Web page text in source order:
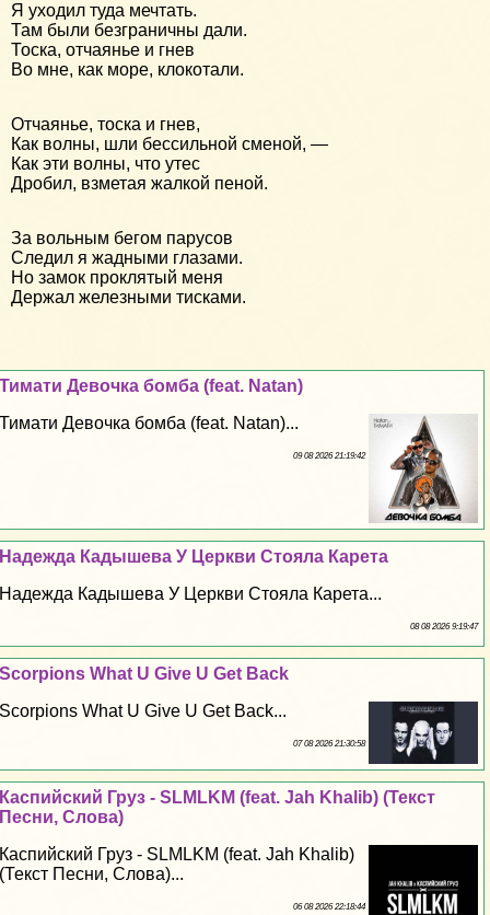
Я уходил туда мечтать.
Там были безграничны дали.
Тоска, отчаянье и гнев
Во мне, как море, клокотали.
Отчаянье, тоска и гнев,
Как волны, шли бессильной сменой, —
Как эти волны, что утес
Дробил, взметая жалкой пеной.
За вольным бегом парусов
Следил я жадными глазами.
Но замок проклятый меня
Держал железными тисками.
Тимати Дeвoчка бомба (feat. Natan)
Тимати Дeвoчка бомба (feat. Natan)...
09 08 2026 21:19:42
Надежда Кадышева У Церкви Стояла Карета
Надежда Кадышева У Церкви Стояла Карета...
08 08 2026 9:19:47
Scorpions What U Give U Get Back
Scorpions What U Give U Get Back...
07 08 2026 21:30:58
Каспийский Груз - SLMLKM (feat. Jah Khalib) (Текст
Песни, Слова)
Каспийский Груз - SLMLKM (feat. Jah Khalib)
(Текст Песни, Слова)...
06 08 2026 22:18:44